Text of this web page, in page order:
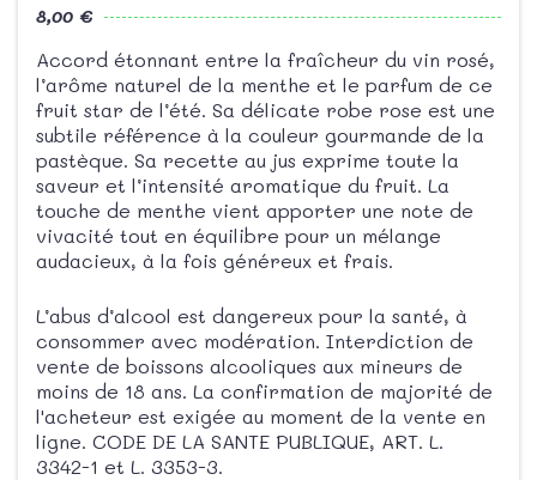
8,00 €
Accord étonnant entre la fraîcheur du vin rosé,
l’arôme naturel de la menthe et le parfum de ce
fruit star de l’été. Sa délicate robe rose est une
subtile référence à la couleur gourmande de la
pastèque. Sa recette au jus exprime toute la
saveur et l’intensité aromatique du fruit. La
touche de menthe vient apporter une note de
vivacité tout en équilibre pour un mélange
audacieux, à la fois généreux et frais.
L’abus d’alcool est dangereux pour la santé, à
consommer avec modération. Interdiction de
vente de boissons alcooliques aux mineurs de
moins de 18 ans. La confirmation de majorité de
l'acheteur est exigée au moment de la vente en
ligne. CODE DE LA SANTE PUBLIQUE, ART. L.
3342-1 et L. 3353-3.